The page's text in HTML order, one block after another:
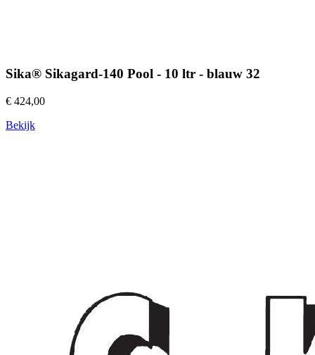
Sika® Sikagard-140 Pool - 10 ltr - blauw 32
€ 424,00
Bekijk